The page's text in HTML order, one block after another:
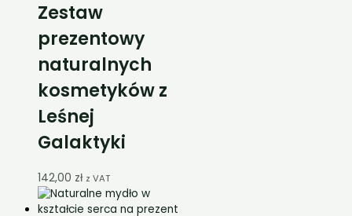
Zestaw
prezentowy
naturalnych
kosmetyków z
Leśnej
Galaktyki
142,00 zł z VAT